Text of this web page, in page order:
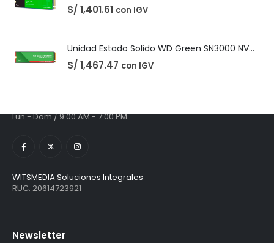
S/ 1,401.61 con IGV
Unidad Estado Solido WD Green SN3000 NVMe 1TB
S/ 1,467.47 con IGV
+51 975685944
Lun - Dom / 9:00 AM - 7:00 PM
WITSMEDIA Soluciones Integrales
RUC: 20614723921
Newsletter